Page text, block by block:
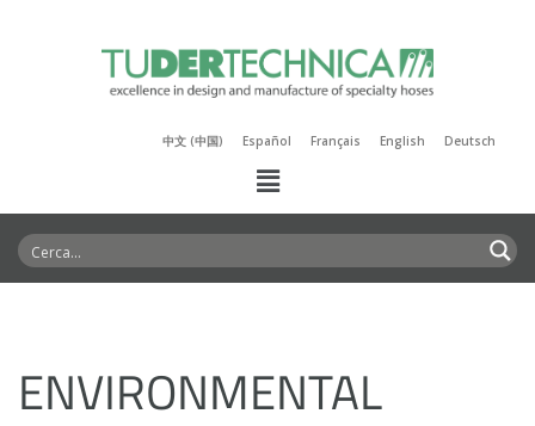
中文 (中国) Español Français English Deutsch
ENVIRONMENTAL